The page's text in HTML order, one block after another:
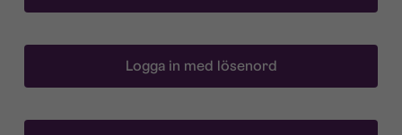
Logga in med lösenord